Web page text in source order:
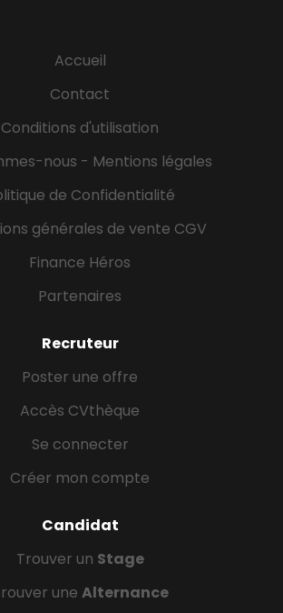
Accueil
Contact
Conditions d'utilisation
nous - Mentions légales
de Confidentialité
générales de vente CGV
Finance Héros
Partenaires
Recruteur
Poster une offre
Accès CVthèque
Se connecter
Créer mon compte
Candidat
Trouver un Stage
une Alternance